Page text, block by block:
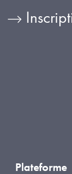
Plateforme